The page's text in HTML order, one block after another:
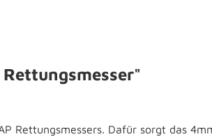
Rettungsmessers. Dafür sorgt das